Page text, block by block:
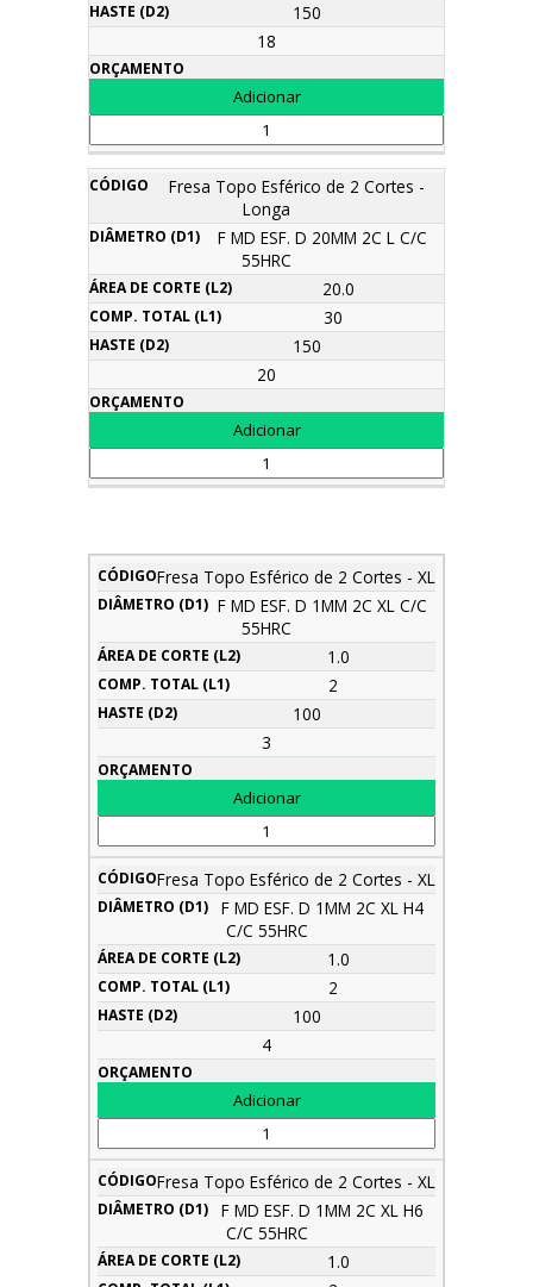
150
18
Fresa Topo Esférico de 2 Cortes -
Longa
F MD ESF. D 20MM 2C L C/C
55HRC
20.0
30
150
20
DescriçãoCódigoDiâmetro
(d1)
Área
de
Corte
(l2)
Comp.
Total
(l1)
Haste
(d2)
Orçamento
Fresa Topo Esférico de 2 Cortes - XL
F MD ESF. D 1MM 2C XL C/C
55HRC
1.0
2
100
3
Fresa Topo Esférico de 2 Cortes - XL
F MD ESF. D 1MM 2C XL H4
C/C 55HRC
1.0
2
100
4
Fresa Topo Esférico de 2 Cortes - XL
F MD ESF. D 1MM 2C XL H6
C/C 55HRC
1.0